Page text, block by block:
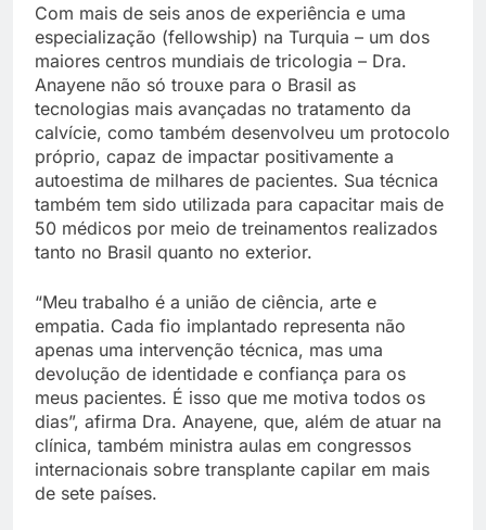
Com mais de seis anos de experiência e uma
especialização (fellowship) na Turquia – um dos
maiores centros mundiais de tricologia – Dra.
Anayene não só trouxe para o Brasil as
tecnologias mais avançadas no tratamento da
calvície, como também desenvolveu um protocolo
próprio, capaz de impactar positivamente a
autoestima de milhares de pacientes. Sua técnica
também tem sido utilizada para capacitar mais de
50 médicos por meio de treinamentos realizados
tanto no Brasil quanto no exterior.
“Meu trabalho é a união de ciência, arte e
empatia. Cada fio implantado representa não
apenas uma intervenção técnica, mas uma
devolução de identidade e confiança para os
meus pacientes. É isso que me motiva todos os
dias”, afirma Dra. Anayene, que, além de atuar na
clínica, também ministra aulas em congressos
internacionais sobre transplante capilar em mais
de sete países.